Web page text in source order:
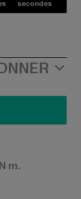
secondes
m.